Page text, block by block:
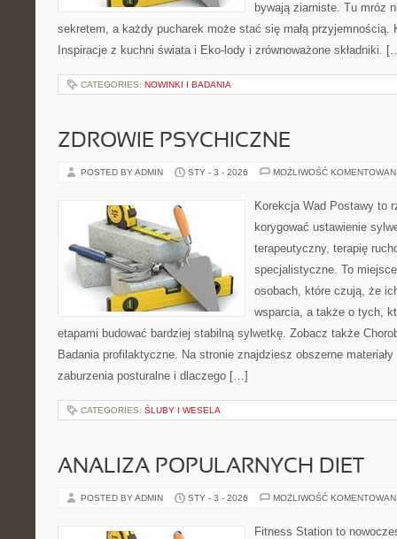
bywają ziarniste. Tu mróz
sekretem, a każdy pucharek może stać się małą przyjemnością.
Inspiracje z kuchni świata i Eko-lody i zrównoważone składniki.
CATEGORIES: NOWINKI I BADANIA
ZDROWIE PSYCHICZNE
POSTED BY ADMIN STY - 3 - 2026 MOŻLIWOŚĆ
Korekcja Wad Postawy to
korygować ustawienie
terapeutyczny, terapię
specjalistyczne. To
osobach, które czują, że
wsparcia, a także o tych,
etapami budować bardziej stabilną sylwetkę. Zobacz także
Badania profilaktyczne. Na stronie znajdziesz obszerne
zaburzenia posturalne i dlaczego […]
CATEGORIES: ŚLUBY I WESELA
ANALIZA POPULARNYCH DIET
POSTED BY ADMIN STY - 3 - 2026 MOŻLIWOŚĆ
Fitness Station to